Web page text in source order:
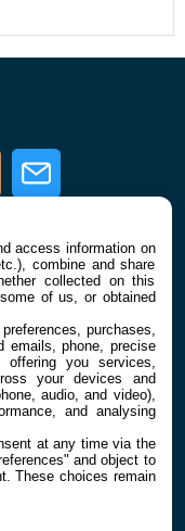
RSS Newsletter
access information on
combine and share
collected on this
of us, or obtained
purchases,
emails, phone, precise
offering you services,
your devices and
audio, and video),
and analysing
at any time via the
and object to
These choices remain